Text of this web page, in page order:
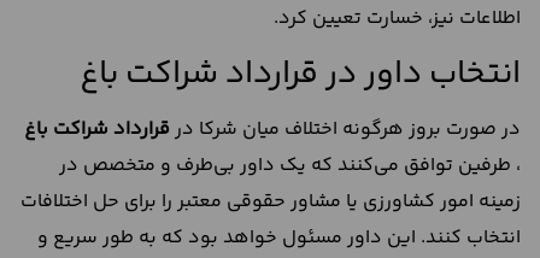
اطلاعات نیز، خسارت تعیین کرد.
انتخاب داور در قرارداد شراکت باغ
در صورت بروز هرگونه اختلاف میان شرکا درقرارداد شراکت باغ
، طرفین توافق می‌کنند که یک داور بی‌طرف و متخصص در
زمینه امور کشاورزی یا مشاور حقوقی معتبر را برای حل اختلافات
انتخاب کنند. این داور مسئول خواهد بود که به طور سریع و